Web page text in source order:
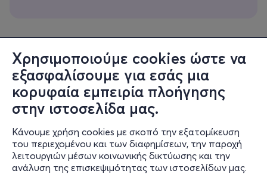
Χρησιμοποιούμε cookies ώστε να
εξασφαλίσουμε για εσάς μια
κορυφαία εμπειρία πλοήγησης
στην ιστοσελίδα μας.
Κάνουμε χρήση cookies με σκοπό την εξατομίκευση
του περιεχομένου και των διαφημίσεων, την παροχή
λειτουργιών μέσων κοινωνικής δικτύωσης και την
ανάλυση της επισκεψιμότητας των ιστοσελίδων μας.
Πληροφορίες
Υποστήριξη
Stay Connected